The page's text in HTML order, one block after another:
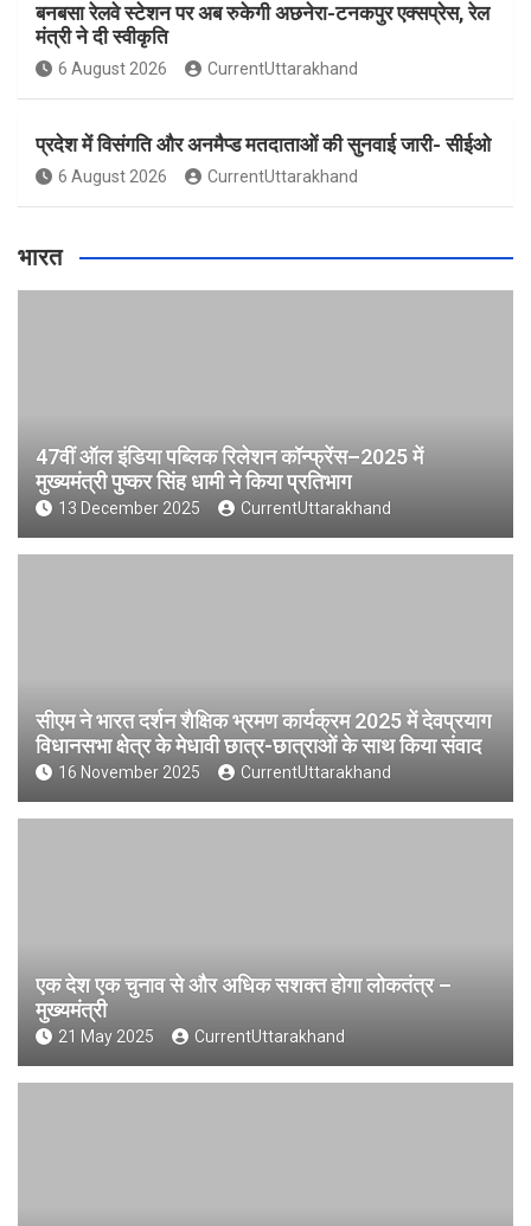
बनबसा रेलवे स्टेशन पर अब रुकेगी अछनेरा-टनकपुर एक्सप्रेस, रेल
मंत्री ने दी स्वीकृति
6 August 2026 CurrentUttarakhand
प्रदेश में विसंगति और अनमैप्ड मतदाताओं की सुनवाई जारी- सीईओ
6 August 2026 CurrentUttarakhand
भारत
47वीं ऑल इंडिया पब्लिक रिलेशन कॉन्फ्रेंस–2025 में
मुख्यमंत्री पुष्कर सिंह धामी ने किया प्रतिभाग
13 December 2025 CurrentUttarakhand
सीएम ने भारत दर्शन शैक्षिक भ्रमण कार्यक्रम 2025 में देवप्रयाग
विधानसभा क्षेत्र के मेधावी छात्र-छात्राओं के साथ किया संवाद
16 November 2025 CurrentUttarakhand
एक देश एक चुनाव से और अधिक सशक्त होगा लोकतंत्र –
मुख्यमंत्री
21 May 2025 CurrentUttarakhand